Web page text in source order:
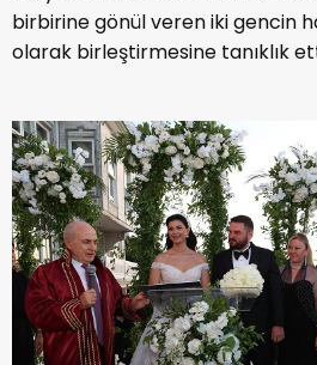
birbirine gönül veren iki gencin
olarak birleştirmesine tanıklık